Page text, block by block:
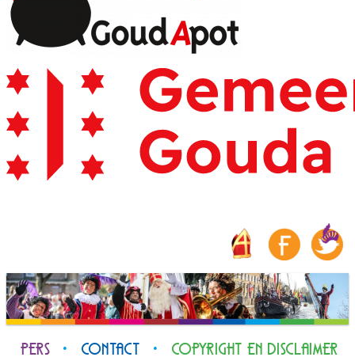
PERS • CONTACT • COPYRIGHT EN DISCLAIMER